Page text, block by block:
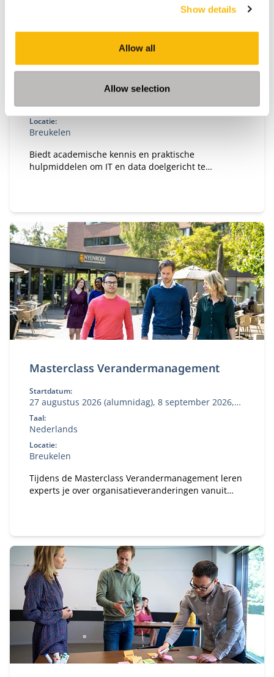
Show details
Allow all
Allow selection
Business Value of Data and Technology
Startdatum:
Engels
Locatie:
Breukelen
Biedt academische kennis en praktische
hulpmiddelen om IT en data doelgericht te
Masterclass Verandermanagement
Startdatum:
27 augustus 2026 (alumnidag), 8 september 2026,
27 oktober 2026
Taal:
Nederlands
Locatie:
Breukelen
Tijdens de Masterclass Verandermanagement leren
experts je over organisatieveranderingen vanuit